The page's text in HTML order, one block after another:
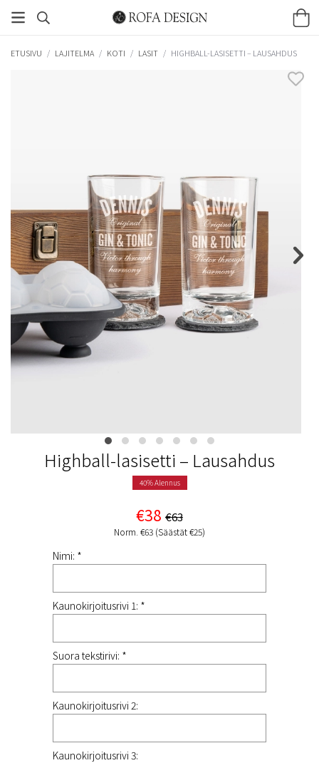
ETUSIVU / LAJITELMA / KOTI / LASIT / HIGHBALL-LASISETTI – LAUSAHDUS
Highball-lasisetti – Lausahdus
40% Alennus
€38 €63
Norm. €63 (Säästät €25)
Nimi: *
Kaunokirjoitusrivi 1: *
Suora tekstirivi: *
Kaunokirjoitusrivi 2:
Kaunokirjoitusrivi 3: